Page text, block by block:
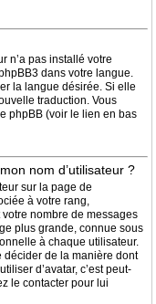
n’a pas installé votre
dans votre langue.
la langue désirée. Si elle
traduction. Vous
phpBB (voir le lien en bas
nom d’utilisateur ?
sur la page de
à votre rang,
nombre de messages
plus grande, connue sous
à chaque utilisateur.
décider de la manière dont
d’avatar, c’est peut-
le contacter pour lui